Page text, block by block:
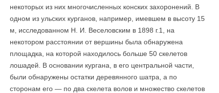
некоторых из них многочисленных конских захоронений. В
одном из ульских курганов, например, имевшем в высоту 15
м, исследованном Н. И. Веселовским в 1898 г.1, на
некотором расстоянии от вершины была обнаружена
площадка, на которой находилось больше 50 скелетов
лошадей. В основании кургана, в его центральной части,
были обнаружены остатки деревянного шатра, а по
сторонам его — по два скелета волов и множество скелетов